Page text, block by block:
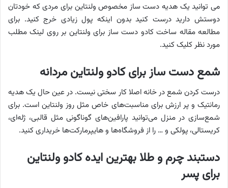
می توانید یک هدیه دست ساز مخصوص ولنتاین برای مردی که خودتان
دوستش دارید درست کنید بدون اینکه پول زیادی خرج کنید. برای
مطالعه مقاله ساخت کادو دست ساز برای ولنتاین بر روی لینک مطلب
مورد نظر کلیک کنید.
شمع دست ساز برای کادو ولنتاین مردانه
درست کردن شمع در خانه اصلا کار سختی نیست. در عین حال یک هدیه
رمانتیک و پر ارزش برای مناسبت‌های خاص مثل روز ولنتاین است. برای
شمع‌سازی در منزل می‌توانید پارافین‌های گوناگونی مثل قالبی، ژله‌ای،
کریستالی، پولکی و … را از فروشگاه‌ها و هایپرمارکت‌ها خریداری کنید.
دستبند چرم و طلا بهترین ایده کادو ولنتاین
برای پسر